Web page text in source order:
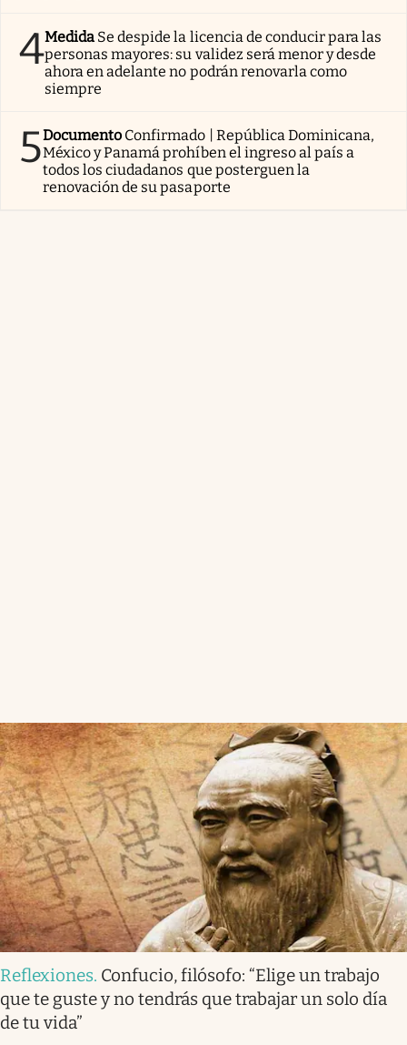
4Medida Se despide la licencia de conducir para las
personas mayores: su validez será menor y desde
ahora en adelante no podrán renovarla como
siempre
5Documento Confirmado | República Dominicana,
México y Panamá prohíben el ingreso al país a
todos los ciudadanos que posterguen la
renovación de su pasaporte
Reflexiones. Confucio, filósofo: “Elige un trabajo
que te guste y no tendrás que trabajar un solo día
de tu vida”